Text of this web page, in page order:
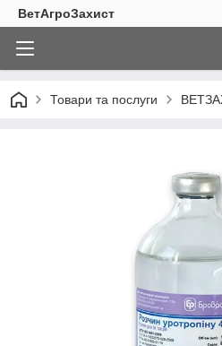
ВетАгроЗахист
Товари та послуги